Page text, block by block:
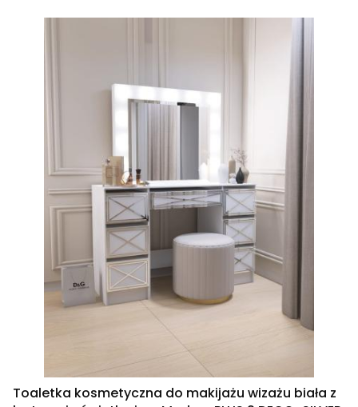
Toaletka kosmetyczna do makijażu wizażu biała z